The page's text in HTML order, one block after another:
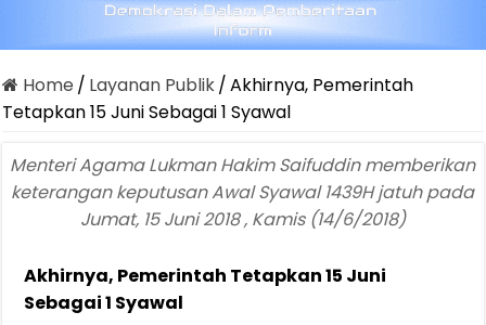
Home / Layanan Publik/Akhirnya, Pemerintah
Tetapkan 15 Juni Sebagai 1 Syawal
Menteri Agama Lukman Hakim Saifuddin memberikan
keterangan keputusan Awal Syawal 1439H jatuh pada
Jumat, 15 Juni 2018 , Kamis (14/6/2018)
Akhirnya, Pemerintah Tetapkan 15 Juni
Sebagai 1 Syawal